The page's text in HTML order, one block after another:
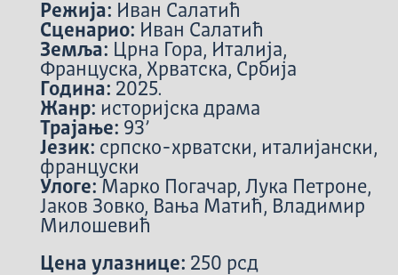
Режија: Иван Салатић
Сценарио: Иван Салатић
Земља: Црна Гора, Италија,
Француска, Хрватска, Србија
Година: 2025.
Жанр: историјска драма
Трајање: 93’
Језик: српско-хрватски, италијански,
француски
Улоге: Марко Погачар, Лука Петроне,
Јаков Зовко, Вања Матић, Владимир
Милошевић
Цена улазнице: 250 рсд